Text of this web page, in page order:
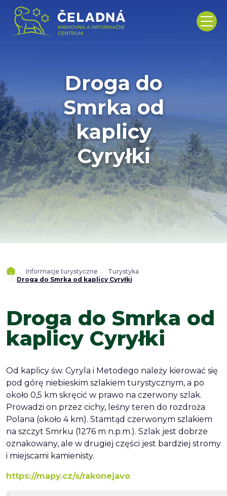
Droga do
Smrka od
kaplicy
Cyryłki
Informacje turystyczne
Turystyka
Droga do Smrka od kaplicy Cyryłki
Droga do Smrka od
kaplicy Cyryłki
Od kaplicy św. Cyryla i Metodego należy kierować się
pod górę niebieskim szlakiem turystycznym, a po
około 0,5 km skręcić w prawo na czerwony szlak.
Prowadzi on przez cichy, leśny teren do rozdroża
Polana (około 4 km). Stamtąd czerwonym szlakiem
na szczyt Smrku (1276 m n.p.m.). Szlak jest dobrze
oznakowany, ale w drugiej części jest bardziej stromy
i miejscami kamienisty.
https://mapy.cz/s/rakonejavo